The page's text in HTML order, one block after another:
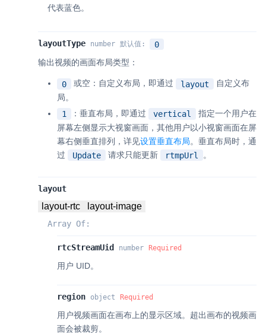
代表蓝色。
layoutType number 默认值 :
0
输出视频的画面布局类型：
0 或空：自定义布局，即通过 layout
自定义布
局。
1
：垂直布局，即通过 vertical
指定一个用户在
屏幕左侧显示大视窗画面，其他用户以小视窗画面在屏
幕右侧垂直排列，详见设置垂直布局。垂直布局时，通
过
Update 请求只能更新 rtmpUrl 。
layout
layout-rtc layout-image
Array Of:
rtcStreamUid number Required
用户 UID。
region object Required
用户视频画面在画布上的显示区域。超出画布的视频画
面会被裁剪。